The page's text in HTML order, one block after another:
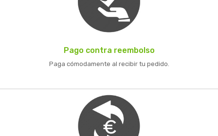
Pago contra reembolso
Paga cómodamente al recibir tu pedido.